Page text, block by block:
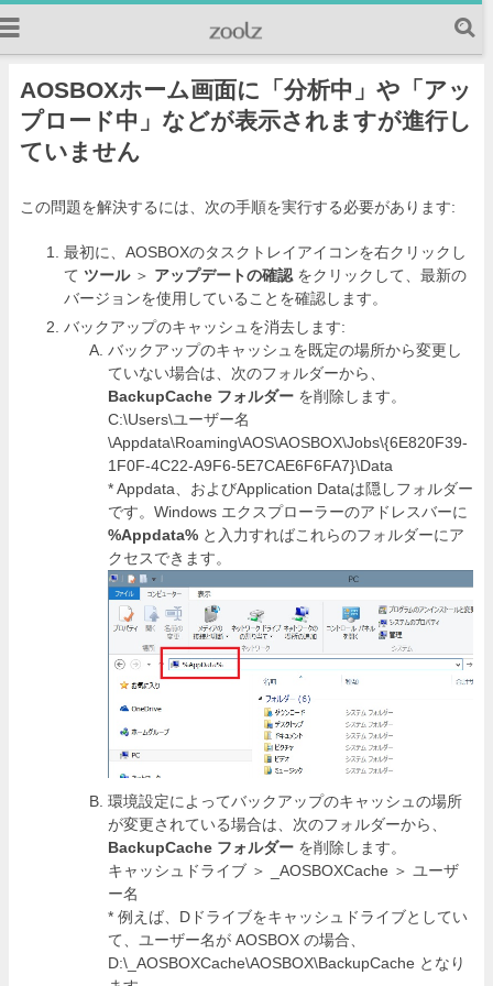
AOSBOXホーム画面に「分析中」や「アッ
プロード中」などが表示されますが進行し
ていません
この問題を解決するには、次の手順を実行する必要があります:
最初に、AOSBOXのタスクトレイアイコンを右クリックし
て ツール＞ アップデートの確認 をクリックして、最新の
バージョンを使用していることを確認します。
バックアップのキャッシュを消去します:
バックアップのキャッシュを既定の場所から変更し
ていない場合は、次のフォルダーから、
BackupCache フォルダー を削除します。
C:\Users\ユーザー名
\Appdata\Roaming\AOS\AOSBOX\Jobs\{6E820F39-
1F0F-4C22-A9F6-5E7CAE6F6FA7}\Data
* Appdata、およびApplication Dataは隠しフォルダー
です。Windows エクスプローラーのアドレスバーに
%Appdata% と入力すればこれらのフォルダーにア
クセスできます。
環境設定によってバックアップのキャッシュの場所
が変更されている場合は、次のフォルダーから、
BackupCache フォルダー を削除します。
キャッシュドライブ ＞ _AOSBOXCache ＞ ユーザ
ー名
* 例えば、Dドライブをキャッシュドライブとしてい
て、ユーザー名が AOSBOX の場合、
D:\_AOSBOXCache\AOSBOX\BackupCache となり